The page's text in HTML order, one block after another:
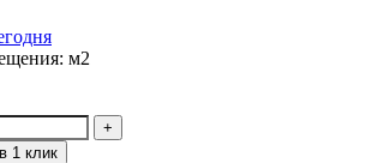
м2
1 клик